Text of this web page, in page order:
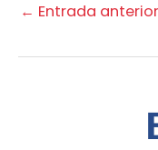
← Entrada anterior